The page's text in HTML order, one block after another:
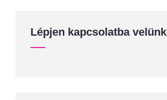
Lépjen kapcsolatba velünk